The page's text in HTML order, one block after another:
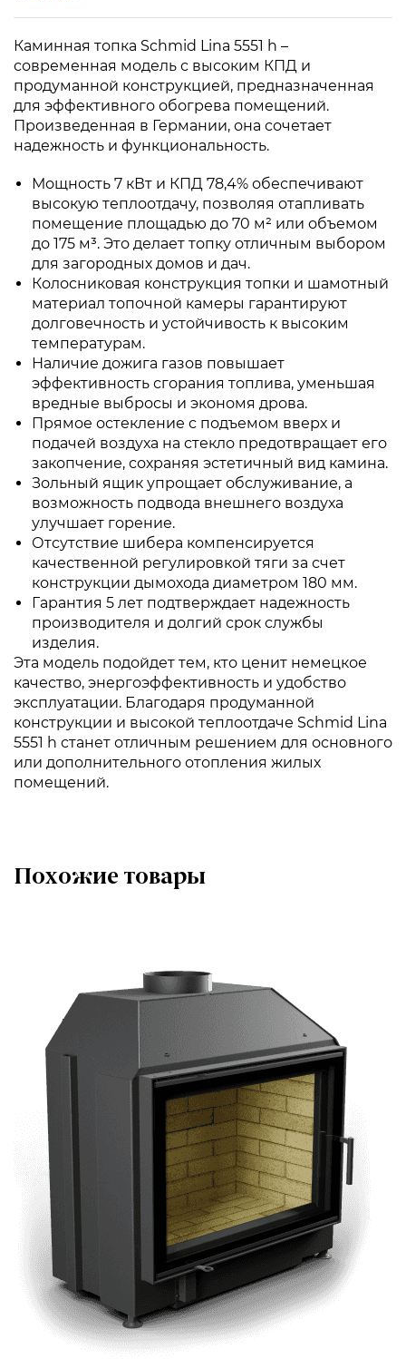
Каминная топка Schmid Lina 5551 h –
современная модель с высоким КПД и
продуманной конструкцией, предназначенная
для эффективного обогрева помещений.
Произведенная в Германии, она сочетает
надежность и функциональность.
Мощность 7 кВт и КПД 78,4% обеспечивают
высокую теплоотдачу, позволяя отапливать
помещение площадью до 70 м² или объемом
до 175 м³. Это делает топку отличным выбором
для загородных домов и дач.
Колосниковая конструкция топки и шамотный
материал топочной камеры гарантируют
долговечность и устойчивость к высоким
температурам.
Наличие дожига газов повышает
эффективность сгорания топлива, уменьшая
вредные выбросы и экономя дрова.
Прямое остекление с подъемом вверх и
подачей воздуха на стекло предотвращает его
закопчение, сохраняя эстетичный вид камина.
Зольный ящик упрощает обслуживание, а
возможность подвода внешнего воздуха
улучшает горение.
Отсутствие шибера компенсируется
качественной регулировкой тяги за счет
конструкции дымохода диаметром 180 мм.
Гарантия 5 лет подтверждает надежность
производителя и долгий срок службы
изделия.
Эта модель подойдет тем, кто ценит немецкое
качество, энергоэффективность и удобство
эксплуатации. Благодаря продуманной
конструкции и высокой теплоотдаче Schmid Lina
5551 h станет отличным решением для основного
или дополнительного отопления жилых
помещений.
Похожие товары